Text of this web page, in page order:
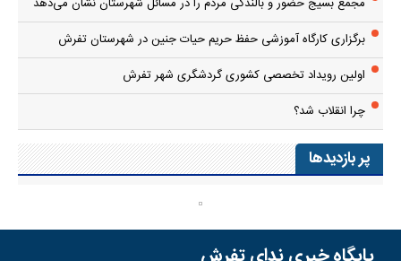
برگزاری کارگاه آموزشی حفظ حریم حیات جنین در شهرستان تفرش
اولین رویداد تخصصی کشوری گردشگری شهر تفرش
چرا انقلاب شد؟
پر بازدیدها